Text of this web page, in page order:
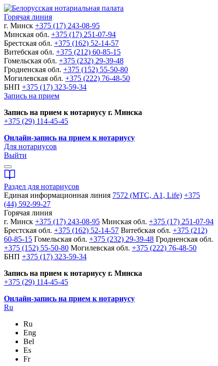
Горячая линия
г. Минск +375 (17) 243-08-95
Минская обл. +375 (17) 251-07-94
Брестская обл. +375 (162) 52-14-57
Витебская обл. +375 (212) 60-85-15
Гомельская обл. +375 (232) 29-39-48
Гродненская обл. +375 (152) 55-50-80
Могилевская обл. +375 (222) 76-48-50
БНП +375 (17) 323-59-34
Запись на прием
Запись на прием к нотариусу г. Минска
+375 (29) 114-45-45
Онлайн-запись на прием к нотариусу
Для нотариусов
Выйти
Раздел для нотариусов
Единая информационная линия 7572 (МТС, A1, Life) +375
(44) 592-99-27
Горячая линия
г. Минск +375 (17) 243-08-95 Минская обл. +375 (17) 251-07-94
Брестская обл. +375 (162) 52-14-57 Витебская обл. +375 (212)
60-85-15 Гомельская обл. +375 (232) 29-39-48 Гродненская обл.
+375 (152) 55-50-80 Могилевская обл. +375 (222) 76-48-50
БНП +375 (17) 323-59-34
Запись на прием к нотариусу г. Минска
+375 (29) 114-45-45
Онлайн-запись на прием к нотариусу
Ru
Ru
Eng
Bel
Es
Fr